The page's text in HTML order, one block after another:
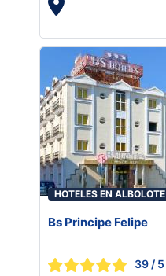
HOTELES EN ALBOLOTE
Bs Principe Felipe
39 / 5